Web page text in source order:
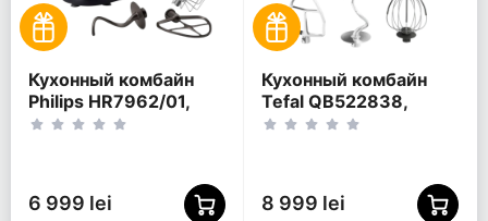
Кухонный комбайн
Philips HR7962/01,
Чёрный
6 999 lei
Кухонный комбайн
Tefal QB522838,
Чёрный
8 999 lei